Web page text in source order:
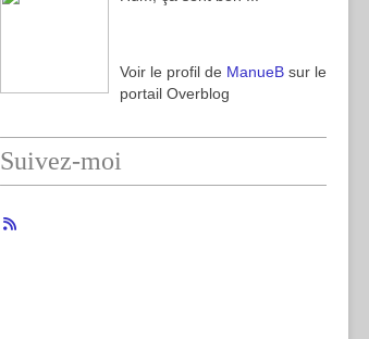
Voir le profil de ManueB sur le
portail Overblog
Suivez-moi